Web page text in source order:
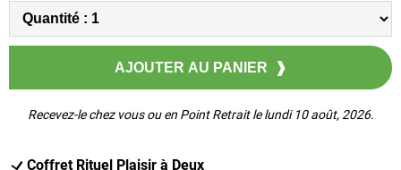
Recevez-le chez vous ou en Point Retrait le lundi 10 août, 2026.
Coffret Rituel Plaisir à Deux